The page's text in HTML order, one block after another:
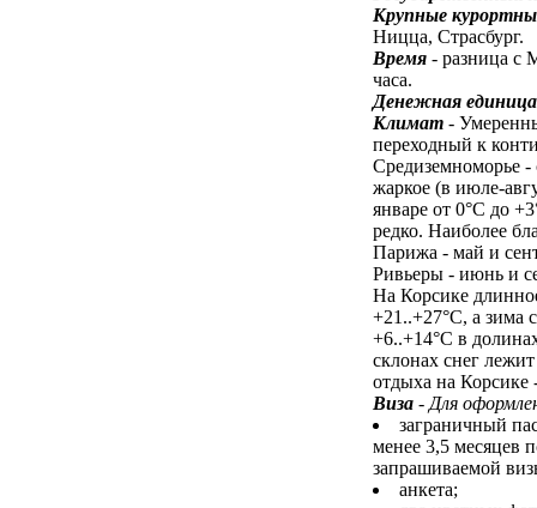
Крупные
Ницца, Страсбург.
Время- разница с
часа.
Денежная единица
Климат-
переходный к
Средиземноморье -
жаркое (в июле-
январе от 0°C до
редко. Наиболее
Парижа - май и
Ривьеры - июнь и
На Корсике
+21..+27°C, а зима
+6..+14°C в
склонах снег
отдыха на Корсике
Виза-Для
заграничный
менее 3,5 месяцев
запрашиваемой
анкета;